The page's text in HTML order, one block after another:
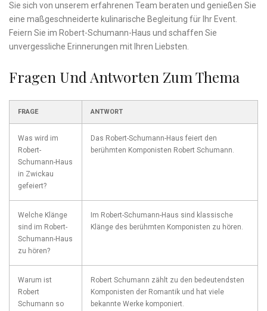
Sie ⁢sich von unserem erfahrenen Team beraten und​ genießen‌ Sie
eine‌ maßgeschneiderte kulinarische Begleitung für Ihr Event.
Feiern Sie im Robert-Schumann-Haus und schaffen ⁤Sie
unvergessliche ‍Erinnerungen mit Ihren ​Liebsten.
Fragen​ Und‍ Antworten​ Zum Thema
FRAGE ANTWORT
Was⁣ wird ‍im⁤
Robert-
Schumann-Haus
⁣in Zwickau
gefeiert?
Das ⁣Robert-Schumann-Haus feiert‌ den
berühmten Komponisten Robert Schumann.
Welche⁤ Klänge
sind im⁢ Robert-
Schumann-Haus
zu hören?
Im Robert-Schumann-Haus ‌sind klassische
Klänge des berühmten Komponisten ‌zu ‌hören.
Warum‍ ist
Robert
Schumann so
Robert Schumann zählt zu den bedeutendsten
Komponisten ⁤der ‌Romantik und hat ⁢viele
bekannte Werke ‌komponiert.